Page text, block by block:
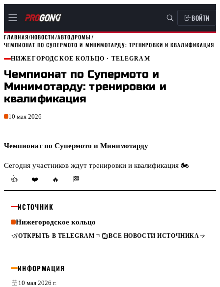
ВОЙТИ
ГЛАВНАЯ/НОВОСТИ/АВТОДРОМЫ/
ЧЕМПИОНАТ ПО СУПЕРМОТО И МИНИМОТАРДУ: ТРЕНИРОВКИ И КВАЛИФИКАЦИЯ
НИЖЕГОРОДСКОЕ КОЛЬЦО · TELEGRAM
Чемпионат по Супермото и
Минимотарду: тренировки и
квалификация
10 мая 2026
Чемпионат по Супермото и Минимотарду
Сегодня участников ждут тренировки и квалификация 🏍️
👍
❤️ 🔥 🏁
ИСТОЧНИК
Нижегородское кольцо
ОТКРЫТЬ В TELEGRAM ВСЕ НОВОСТИ ИСТОЧНИКА
ИНФОРМАЦИЯ
10 мая 2026 г.